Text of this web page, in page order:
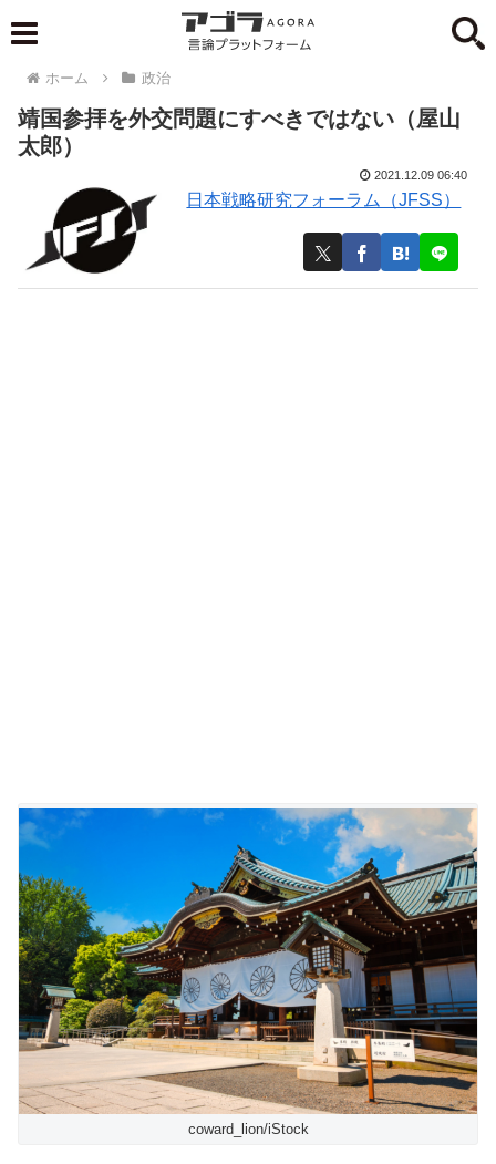
ホーム 政治
靖国参拝を外交問題にすべきではない（屋山
太郎）
日本戦略研究フォーラム（JFSS）
2021.12.09 06:40
coward_lion/iStock